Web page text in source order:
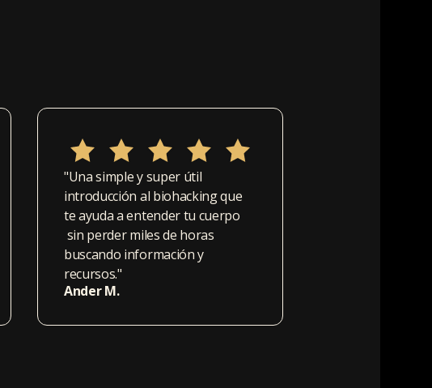
"Una simple y super útil
introducción al biohacking que
te ayuda a entender tu cuerpo
sin perder miles de horas
buscando información y
recursos."
Ander M.